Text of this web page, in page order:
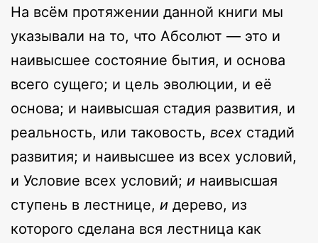
На всём протяжении данной книги мы
указывали на то, что Абсолют — это и
наивысшее состояние бытия, и основа
всего сущего; и цель эволюции, и её
основа; и наивысшая стадия развития, и
реальность, или таковость, всех стадий
развития; и наивысшее из всех условий,
и Условие всех условий; и наивысшая
ступень в лестнице, и дерево, из
которого сделана вся лестница как